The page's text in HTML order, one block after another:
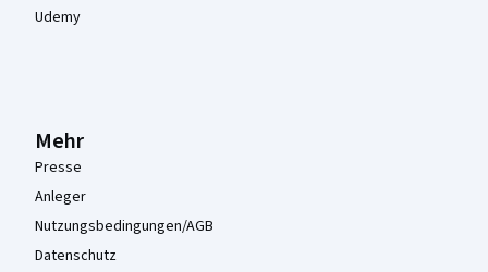
Udemy
Mehr
Presse
Anleger
Nutzungsbedingungen/AGB
Datenschutz